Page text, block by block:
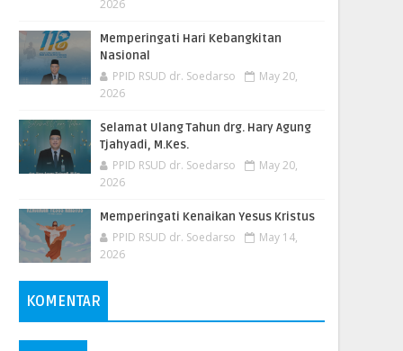
2026
Memperingati Hari Kebangkitan
Nasional
PPID RSUD dr. Soedarso
May 20,
2026
Selamat Ulang Tahun drg. Hary Agung
Tjahyadi, M.Kes.
PPID RSUD dr. Soedarso
May 20,
2026
Memperingati Kenaikan Yesus Kristus
PPID RSUD dr. Soedarso
May 14,
2026
KOMENTAR